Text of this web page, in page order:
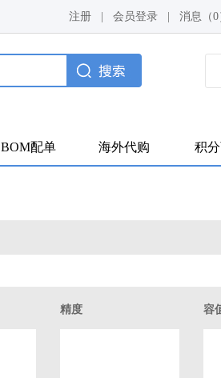
注册 会员登录 消息（0
BOM配单 海外代购 积
精度 容